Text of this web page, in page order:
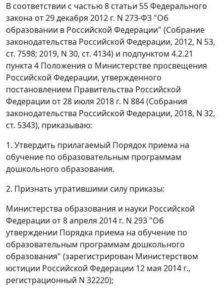
В соответствии с частью 8 статьи 55 Федерального
закона от 29 декабря 2012 г. N 273-ФЗ "Об
образовании в Российской Федерации" (Собрание
законодательства Российской Федерации, 2012, N 53,
ст. 7598; 2019, N 30, ст. 4134) и подпунктом 4.2.21
пункта 4 Положения о Министерстве просвещения
Российской Федерации, утвержденного
постановлением Правительства Российской
Федерации от 28 июля 2018 г. N 884 (Собрания
законодательства Российской Федерации, 2018, N 32,
ст. 5343), приказываю:
1. Утвердить прилагаемый Порядок приема на
обучение по образовательным программам
дошкольного образования.
2. Признать утратившими силу приказы:
Министерства образования и науки Российской
Федерации от 8 апреля 2014 г. N 293 "Об
утверждении Порядка приема на обучение по
образовательным программам дошкольного
образования" (зарегистрирован Министерством
юстиции Российской Федерации 12 мая 2014 г.,
регистрационный N 32220);